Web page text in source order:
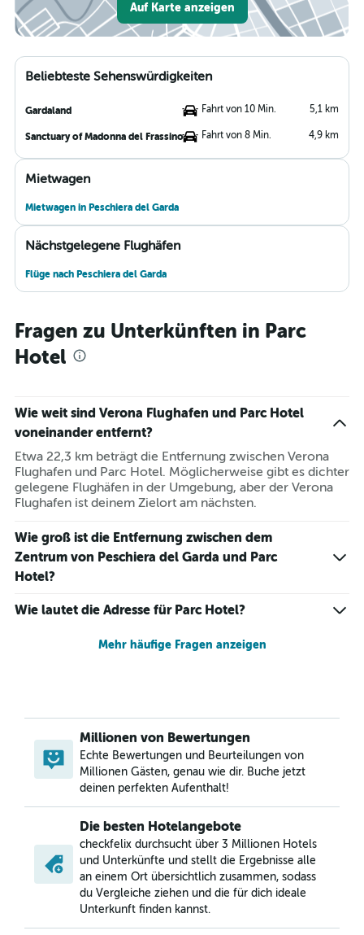
Auf Karte anzeigen
Beliebteste Sehenswürdigkeiten
Gardaland Fahrt von 10 Min. 5,1 km
Sanctuary of Madonna del Frassino Fahrt von 8 Min. 4,9 km
Mietwagen
Mietwagen in Peschiera del Garda
Nächstgelegene Flughäfen
Flüge nach Peschiera del Garda
Fragen zu Unterkünften in Parc
Hotel
Wie weit sind Verona Flughafen und Parc Hotel
voneinander entfernt?
Etwa 22,3 km beträgt die Entfernung zwischen Verona
Flughafen und Parc Hotel. Möglicherweise gibt es dichter
gelegene Flughäfen in der Umgebung, aber der Verona
Flughafen ist deinem Zielort am nächsten.
Wie groß ist die Entfernung zwischen dem
Zentrum von Peschiera del Garda und Parc
Hotel?
Wie lautet die Adresse für Parc Hotel?
Mehr häufige Fragen anzeigen
Millionen von Bewertungen
Echte Bewertungen und Beurteilungen von
Millionen Gästen, genau wie dir. Buche jetzt
deinen perfekten Aufenthalt!
Die besten Hotelangebote
checkfelix durchsucht über 3 Millionen Hotels
und Unterkünfte und stellt die Ergebnisse alle
an einem Ort übersichtlich zusammen, sodass
du Vergleiche ziehen und die für dich ideale
Unterkunft finden kannst.